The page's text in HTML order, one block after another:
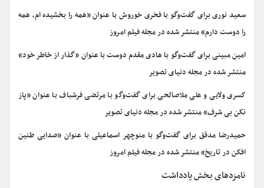
سعید نوری برای گفت‌وگو با فخری خوروش با عنوان «همه را بخشیده ام، همه
را دوست دارم» منتشر شده در مجله فیلم امروز
امین مبینی برای گفت‌وگو با هادی مقدم دوست با عنوان «گذار از خاطر خود»
منتشر شده در مجله دنیای تصویر
کسری ولایی و علی ملاصالحی برای گفت‌وگو با مرتضی فرشباف با عنوان «پاز
نکن بی شرف» منتشر شده در مجله دنیای تصویر
حمیدرضا مدقق برای گفت‌وگو با منوچهر اسماعیلی با عنوان «صدایی طنین
افکن در تاریخ» منتشر شده در مجله فیلم امروز
نامزدهای بخش یادداشت